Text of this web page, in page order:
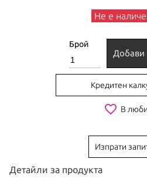
Не е
Брой
Добави
Кредитен
favorite_border В
Изпрати
Детайли за продукта